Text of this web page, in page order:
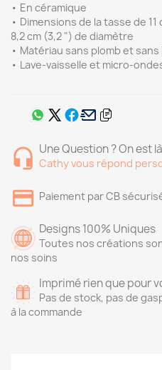
• En céramique
• Dimensions de la tasse de
8,2 cm (3,2 ") de diamètre
• Matériau sans plomb et sans
• Lave-vaisselle et micro-
Une Question ? On est
Cathy vous répond
Paiement par CB
Designs 100% Uniques
Toutes nos créations
nos soins
Imprimé rien que pour
Pas de stock, pas de
à la commande